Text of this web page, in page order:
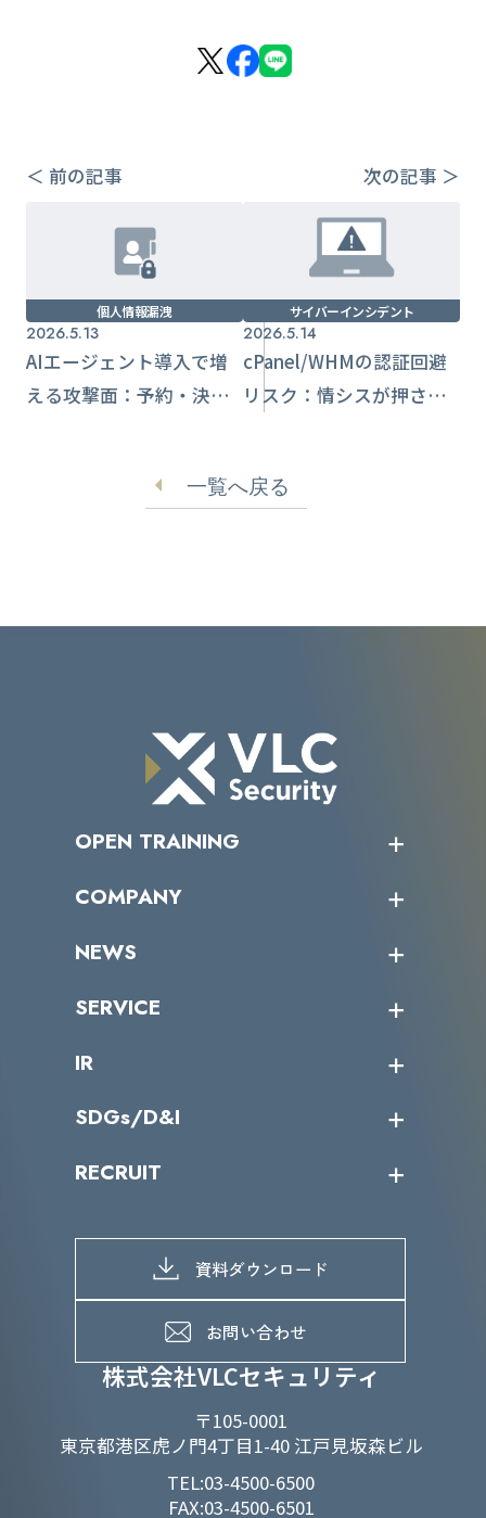
＜ 前の記事 次の記事 ＞
個人情報漏洩
2026.5.13
AIエージェント導入で増
える攻撃面：予約・決済
サイバーインシデント
2026.5.14
cPanel/WHMの認証回避
リスク：情シスが押さえ
一覧へ戻る
株式会社VLCセキュリティ
〒105-0001
東京都港区虎ノ門4丁目1-40 江戸見坂森ビル
TEL:03-4500-6500
FAX:03-4500-6501
OPEN TRAINING
受講者の声
COMPANY
トップメッセージ
ミッション／ビジョン
パートナー企業一覧
NEWS
サイバーニュース
SERVICE
カテゴリー別サービス一覧
IR
IRカレンダー
IRライブラリー
よくあるご質問
SDGs/D&I
当グループのマテリアリティ
SDGs推進体制
D&Iの取り組み
RECRUIT
募集職種一覧
メッセージ
メンバーインタビュー
資料ダウンロード
お問い合わせ